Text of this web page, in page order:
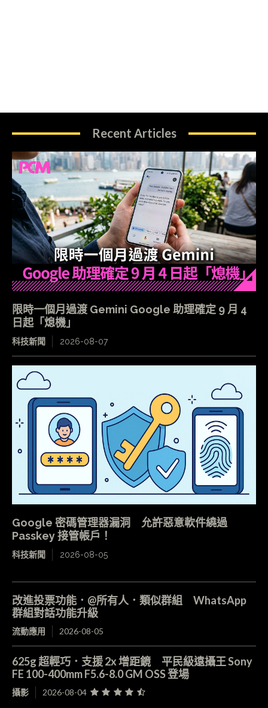
Recent Articles
限時一個月過渡 Gemini Google 助理確定 9 月 4
日起「熄機」
科技新聞 2026-08-07
Google 密碼管理器漏洞 允許惡意軟件繞過
Passkey 接管帳戶！
科技新聞 2026-08-05
改進投票功能．@所有人．類似群組 WhatsApp
群組對話功能升級
流動應用 2026-08-05
625g 超輕巧．支援 2x 增距鏡 平民級遠攝王 Sony
FE 100-400mm F5.6-8.0 GM OSS 登場
攝影 2026-08-04